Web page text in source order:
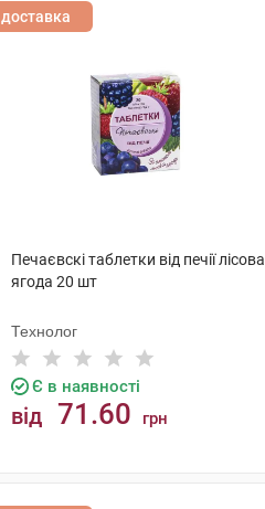
доставка
Печаєвскі таблетки від печії лісова
ягода 20 шт
Технолог
Є в наявності
від 71.60 грн